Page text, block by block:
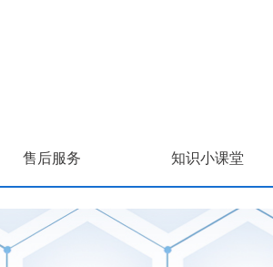
售后服务 知识小课堂